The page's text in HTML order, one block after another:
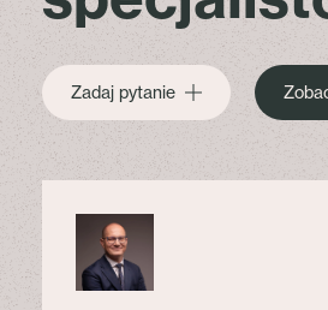
Zadaj pytanie